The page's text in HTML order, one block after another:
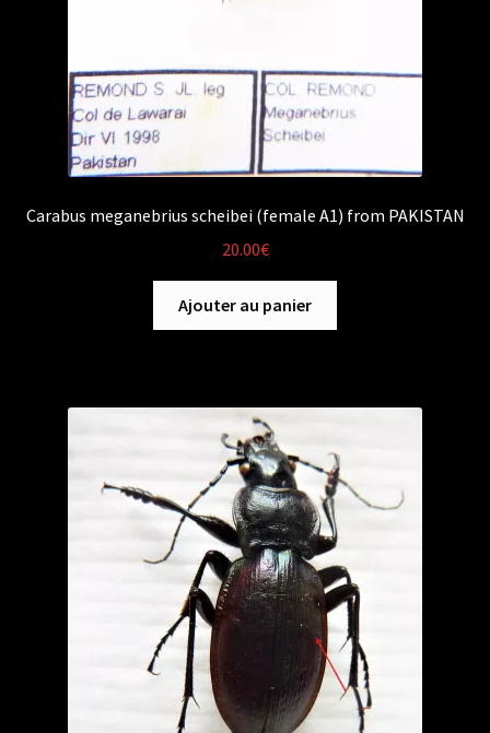
Carabus meganebrius scheibei (female A1) from PAKISTAN
20.00€
Ajouter au panier